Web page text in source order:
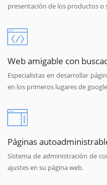
presentación de los productos o
Web amigable con
Especialistas en desarrollar
en los primeros lugares de
Páginas
Sistema de administración de
ajustes en su página web.